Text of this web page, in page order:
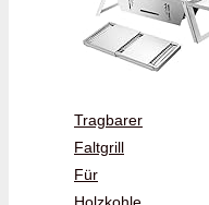
Tragbarer
Faltgrill
Für
Holzkohle